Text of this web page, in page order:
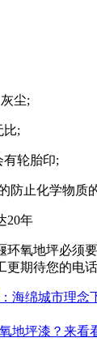
尘;
比;
有轮胎印;
防止化学物质
20年
环氧地坪必须
期待您的电话
海绵城市理念
地坪漆？来看